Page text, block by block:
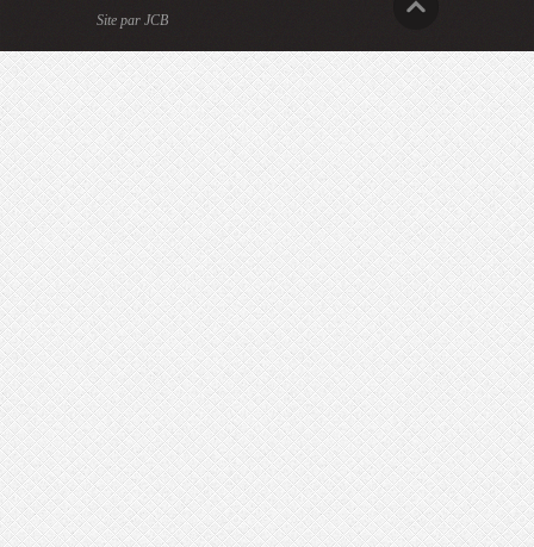
Site par JCB